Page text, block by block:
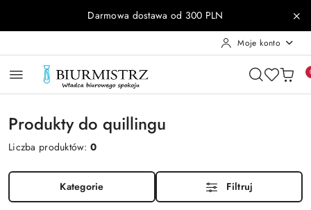
Przejdź do treści głównej
Przejdź do wyszukiwarki
Przejdź do moje konto
Przejdź do menu głównego
Przejdź do stopkiDarmowa dostawa od 300 PLN
Moje konto
Produkty do quillingu
Liczba produktów:0
Kategorie Filtruj